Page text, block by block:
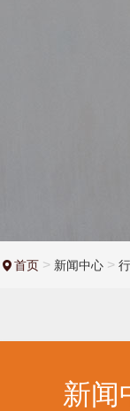
首页 > 新闻中心 >
新闻